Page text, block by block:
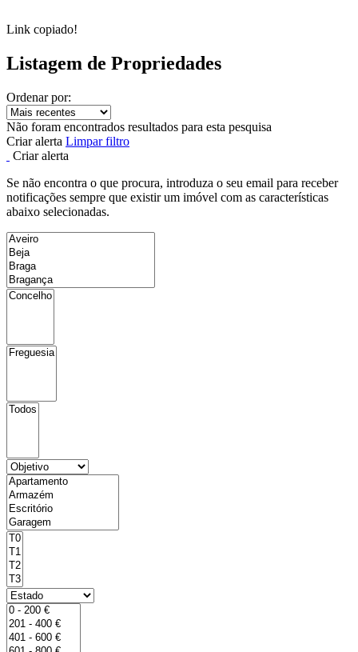
Link copiado!
Listagem de Propriedades
Ordenar por:
Não foram encontrados resultados para esta pesquisa
Criar alerta Limpar filtro
Criar alerta
Se não encontra o que procura, introduza o seu email para receber
notificações sempre que existir um imóvel com as características
abaixo selecionadas.